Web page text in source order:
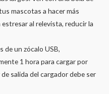
mascotas a hacer más
al relevista, reducir la
de un zócalo USB,
1 hora para cargar por
salida del cargador debe ser